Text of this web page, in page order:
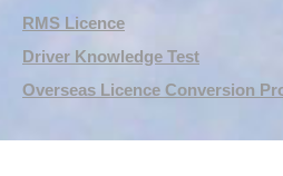
RMS Licence
Driver Knowledge Test
Overseas Licence Conversion